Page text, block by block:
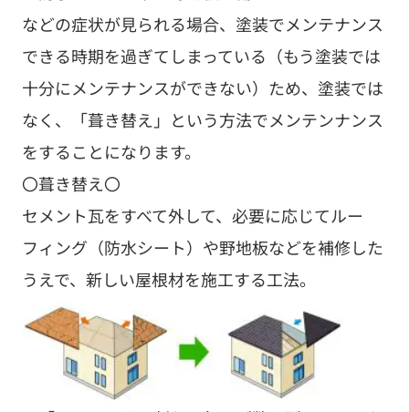
などの症状が見られる場合、塗装でメンテナンス
できる時期を過ぎてしまっている（もう塗装では
十分にメンテナンスができない）ため、塗装では
なく、「葺き替え」という方法でメンテンナンス
をすることになります。
〇葺き替え〇
セメント瓦をすべて外して、必要に応じてルー
フィング（防水シート）や野地板などを補修した
うえで、新しい屋根材を施工する工法。